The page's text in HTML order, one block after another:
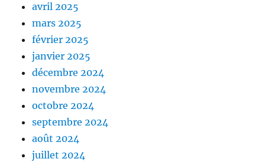
avril 2025
mars 2025
février 2025
janvier 2025
décembre 2024
novembre 2024
octobre 2024
septembre 2024
août 2024
juillet 2024